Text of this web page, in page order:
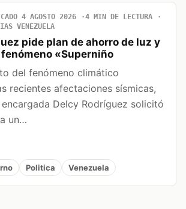
4 AGOSTO 2026
4 MIN DE LECTURA
VENEZUELA
pide plan de ahorro de luz y
«Superniño
del fenómeno climático
recientes afectaciones sísmicas,
Delcy Rodríguez solicitó
un…
Politica Venezuela